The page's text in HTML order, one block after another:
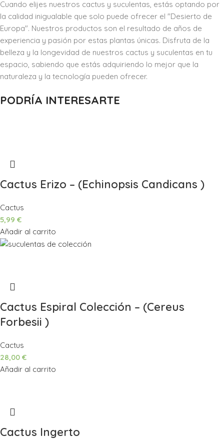
Cuando elijes nuestros cactus y suculentas, estás optando por
la calidad inigualable que solo puede ofrecer el "Desierto de
Europa". Nuestros productos son el resultado de años de
experiencia y pasión por estas plantas únicas. Disfruta de la
belleza y la longevidad de nuestros cactus y suculentas en tu
espacio, sabiendo que estás adquiriendo lo mejor que la
naturaleza y la tecnología pueden ofrecer.
PODRÍA INTERESARTE
Cactus Erizo – (Echinopsis Candicans )
Cactus
5,99 €
Añadir al carrito
Cactus Espiral Colección – (Cereus
Forbesii )
Cactus
28,00 €
Añadir al carrito
Cactus Ingerto